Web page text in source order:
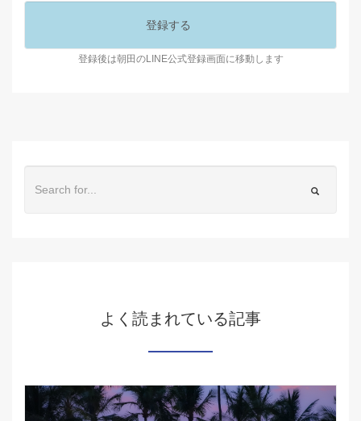
登録後は朝田のLINE公式登録画面に移動します
よく読まれている記事